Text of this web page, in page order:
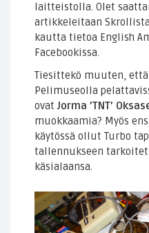
laitteistolla. Olet
artikkeleitaan
kautta tietoa English
Facebookissa.
Tiesittekö muuten,
Pelimuseolla
ovat Jorma ’TNT’
muokkaamia? Myös
käytössä ollut Turbo
tallennukseen
käsialaansa.